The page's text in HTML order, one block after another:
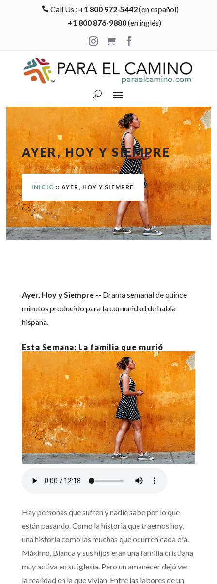
 Call Us : +1 800 972-5442(en español)
+1 800 876-9880(en inglés)

 
AYER, HOY Y SIEMPRE
INICIO :: AYER, HOY Y SIEMPRE
Ayer, Hoy y Siempre-- Drama semanal de quince
minutos producido para la comunidad de habla
hispana.
La familia que murió
Hay personas que sufren y nadie sabe por lo que
están pasando. Como la historia que traemos hoy,
una historia como las muchas que ocurren cada día.
Máximo, Bianca y sus hijos eran una familia cristiana
muy activa en su iglesia. Pero un amanecer dejó ver
la realidad en la que vivían. Entre las labores de un